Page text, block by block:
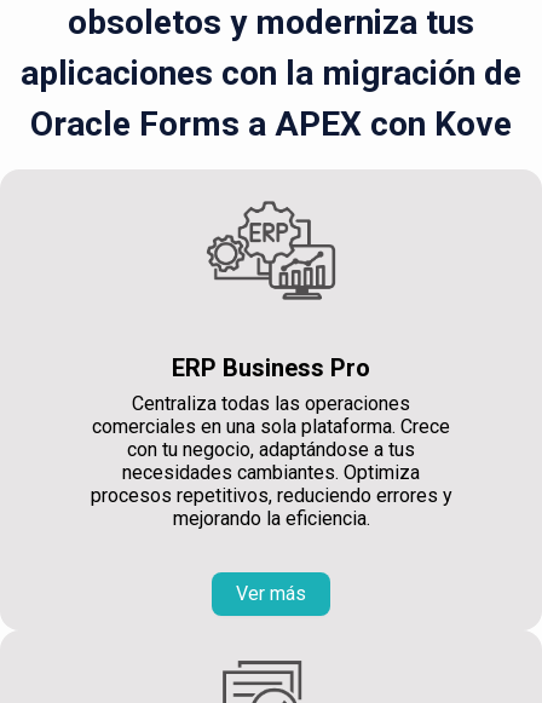
obsoletos y moderniza tus
aplicaciones con la migración de
Oracle Forms a APEX con Kove
ERP Business Pro
Centraliza todas las operaciones
comerciales en una sola plataforma. Crece
con tu negocio, adaptándose a tus
necesidades cambiantes. Optimiza
procesos repetitivos, reduciendo errores y
mejorando la eficiencia.
Ver más